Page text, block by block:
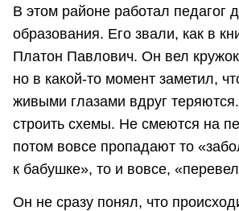
В этом районе работал педагог
образования. Его звали, как в
Платон Павлович. Он вел кружок
но в какой-то момент заметил,
живыми глазами вдруг
строить схемы. Не смеются на
потом вовсе пропадают то
к бабушке», то и вовсе,
Он не сразу понял, что